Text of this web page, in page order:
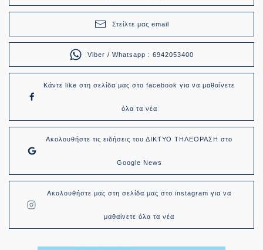
Στείλτε μας email
Viber / Whatsapp : 6942053400
Κάντε like στη σελίδα μας στο facebook για να μαθαίνετε
όλα τα νέα
Ακολουθήστε τις ειδήσεις του ΔΙΚΤΥΟ ΤΗΛΕΟΡΑΣΗ στο
Google News
Ακολουθήστε μας στη σελίδα μας στο instagram για να
μαθαίνετε όλα τα νέα